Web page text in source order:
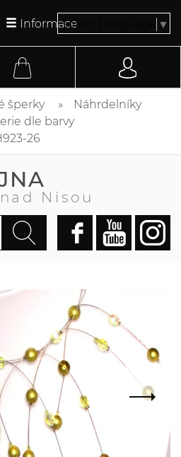
InformaceSelect Language ▼
šperky
Náhrdelníky
dle barvy
26
Nisou